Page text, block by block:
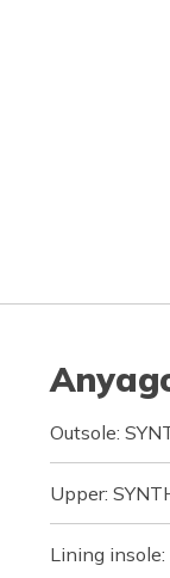
Outsole:
Upper:
Lining insole: